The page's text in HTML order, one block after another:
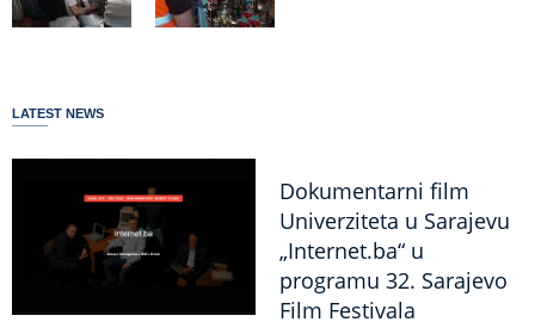
LATEST NEWS
Dokumentarni film
Univerziteta u Sarajevu
„Internet.ba“ u
programu 32. Sarajevo
Film Festivala